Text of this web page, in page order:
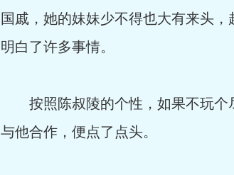
国戚，她的妹妹少不得也大有来头
明白了许多事情。
按照陈叔陵的个性，如果不玩个
与他合作，便点了点头。